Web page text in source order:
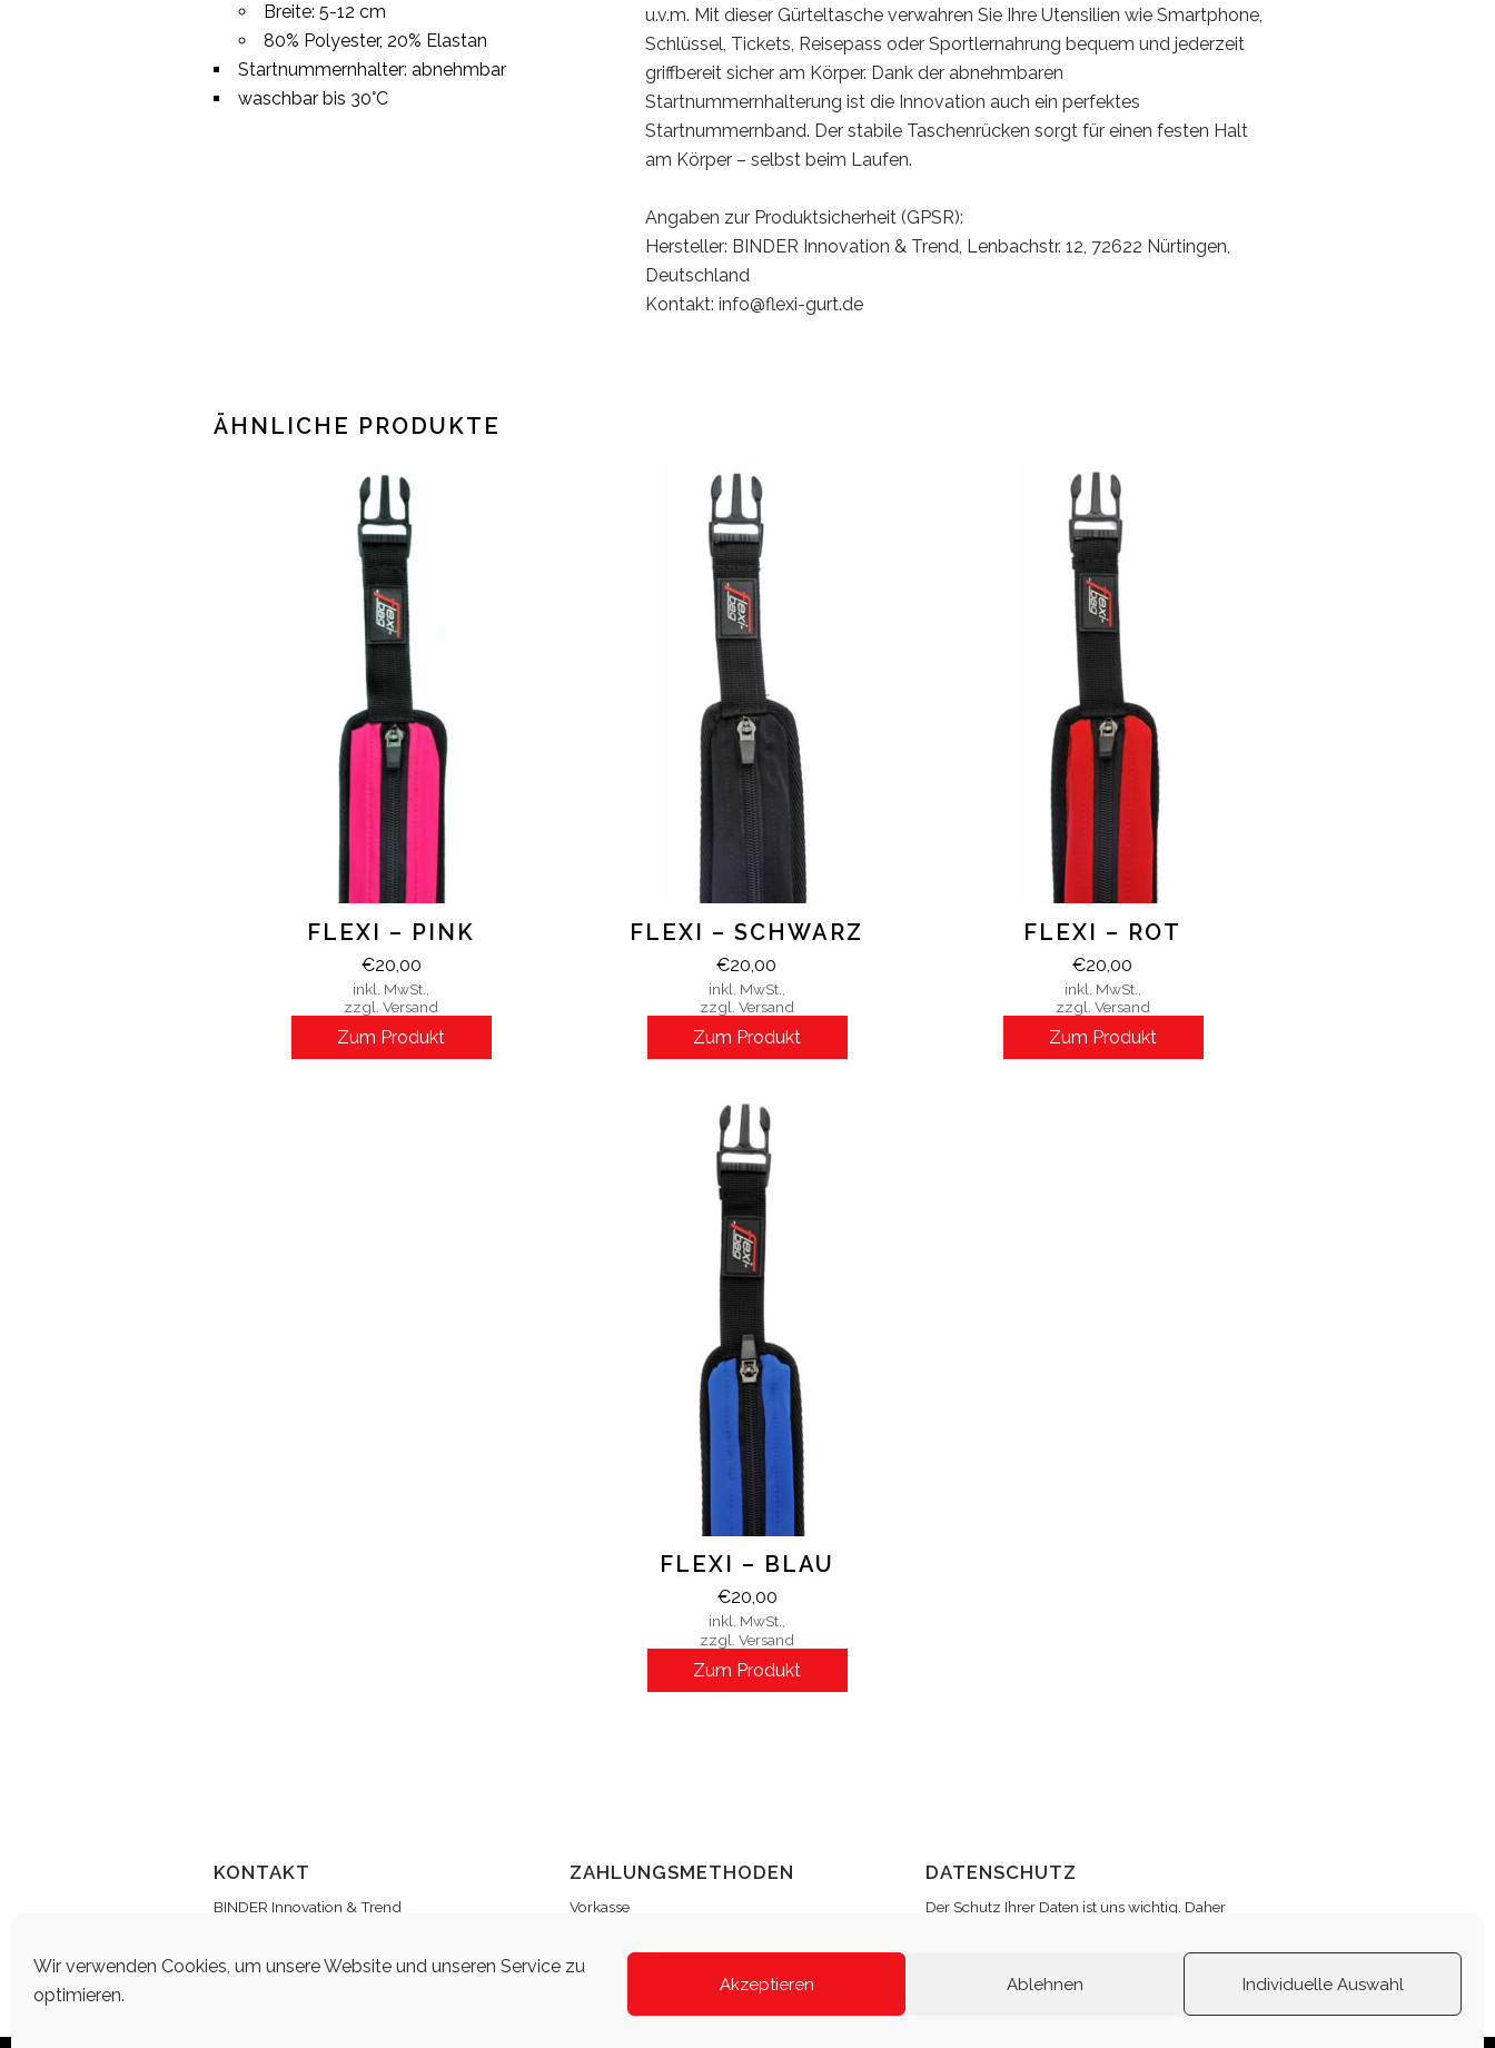
Wir verwenden Cookies, um unsere Website und unseren Service zu
optimieren.
Akzeptieren Ablehnen Individuelle Auswahl
Breite: 5-12 cm
80% Polyester, 20% Elastan
Startnummernhalter: abnehmbar
waschbar bis 30°C
u.v.m. Mit dieser Gürteltasche verwahren Sie Ihre Utensilien wie Smartphone,
Schlüssel, Tickets, Reisepass oder Sportlernahrung bequem und jederzeit
griffbereit sicher am Körper. Dank der abnehmbaren
Startnummernhalterung ist die Innovation auch ein perfektes
Startnummernband. Der stabile Taschenrücken sorgt für einen festen Halt
am Körper – selbst beim Laufen.
Angaben zur Produktsicherheit (GPSR):
Hersteller: BINDER Innovation & Trend, Lenbachstr. 12, 72622 Nürtingen,
Deutschland
Kontakt: info@flexi-gurt.de
ÄHNLICHE PRODUKTE
FLEXI – PINK
€20,00
inkl. MwSt.,
zzgl. Versand
Zum Produkt
FLEXI – SCHWARZ
€20,00
inkl. MwSt.,
zzgl. Versand
Zum Produkt
FLEXI – ROT
€20,00
inkl. MwSt.,
zzgl. Versand
Zum Produkt
FLEXI – BLAU
€20,00
inkl. MwSt.,
zzgl. Versand
Zum Produkt
KONTAKT
BINDER Innovation & Trend
72622 Nürtingen
info@flexi-gurt.de
ZAHLUNGSMETHODEN
Vorkasse
Amazon Payments
DATENSCHUTZ
Der Schutz Ihrer Daten ist uns wichtig. Daher
Ausführliche Informationen zum Datenschutz
können Sie unterDatenschutz